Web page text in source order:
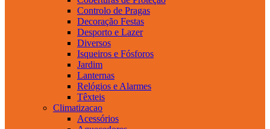
Controlo de Pragas
Decoração Festas
Desporto e Lazer
Diversos
Isqueiros e Fósforos
Jardim
Lanternas
Relógios e Alarmes
Têxteis
Climatizacao
Acessórios